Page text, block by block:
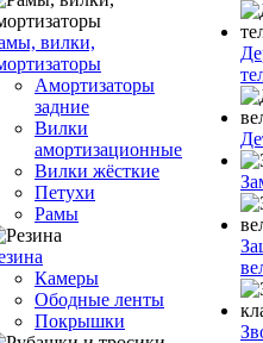
вилки,
Амортизаторы
задние
Вилки
амортизационные
Вилки жёсткие
Петухи
Рамы
Камеры
Ободные ленты
Покрышки